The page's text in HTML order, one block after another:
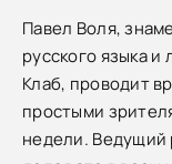
Павел Воля,
русского языка
Клаб, проводит
простыми
недели. Ведущий